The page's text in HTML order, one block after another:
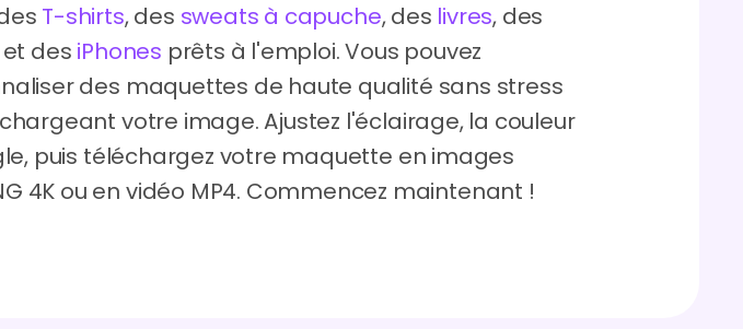
T-shirts, des sweats à capuche, des livres, des
et des iPhones prêts à l'emploi. Vous pouvez
des maquettes de haute qualité sans stress
votre image. Ajustez l'éclairage, la couleur
puis téléchargez votre maquette en images
4K ou en vidéo MP4. Commencez maintenant !